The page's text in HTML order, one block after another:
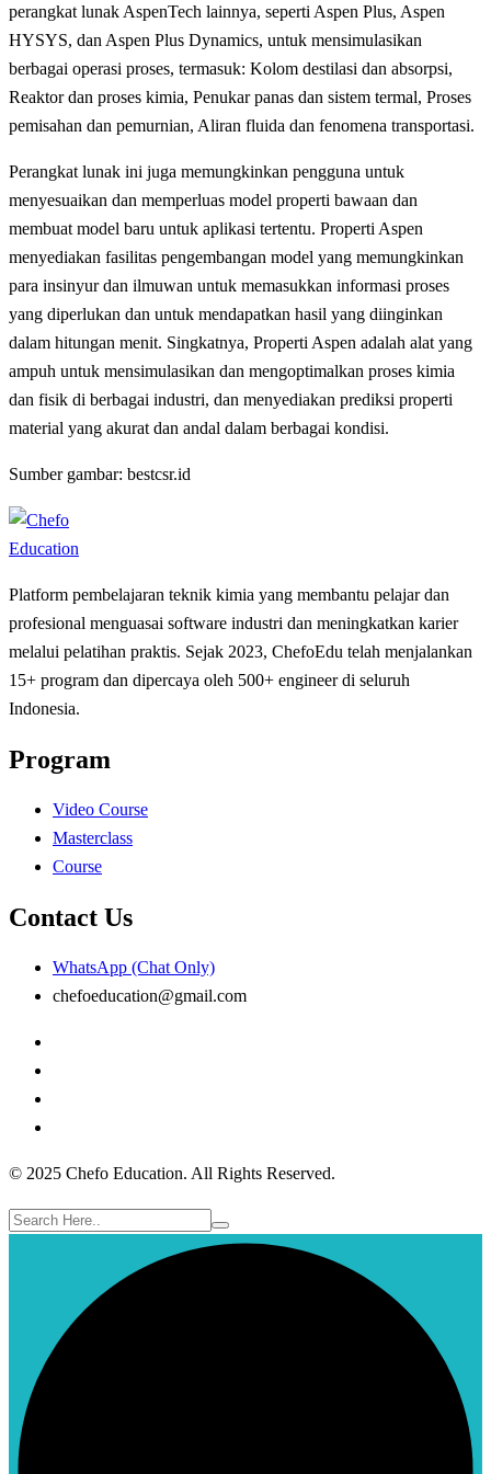
perangkat lunak AspenTech lainnya, seperti Aspen Plus, Aspen
HYSYS, dan Aspen Plus Dynamics, untuk mensimulasikan
berbagai operasi proses, termasuk: Kolom destilasi dan absorpsi,
Reaktor dan proses kimia, Penukar panas dan sistem termal, Proses
pemisahan dan pemurnian, Aliran fluida dan fenomena transportasi.
Perangkat lunak ini juga memungkinkan pengguna untuk
menyesuaikan dan memperluas model properti bawaan dan
membuat model baru untuk aplikasi tertentu. Properti Aspen
menyediakan fasilitas pengembangan model yang memungkinkan
para insinyur dan ilmuwan untuk memasukkan informasi proses
yang diperlukan dan untuk mendapatkan hasil yang diinginkan
dalam hitungan menit. Singkatnya, Properti Aspen adalah alat yang
ampuh untuk mensimulasikan dan mengoptimalkan proses kimia
dan fisik di berbagai industri, dan menyediakan prediksi properti
material yang akurat dan andal dalam berbagai kondisi.
Sumber gambar: bestcsr.id
Platform pembelajaran teknik kimia yang membantu pelajar dan
profesional menguasai software industri dan meningkatkan karier
melalui pelatihan praktis. Sejak 2023, ChefoEdu telah menjalankan
15+ program dan dipercaya oleh 500+ engineer di seluruh
Indonesia.
Program
Video Course
Masterclass
Course
Contact Us
WhatsApp (Chat Only)
chefoeducation@gmail.com
© 2025 Chefo Education. All Rights Reserved.